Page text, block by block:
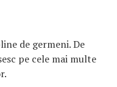
de germeni. De
pe cele mai multe